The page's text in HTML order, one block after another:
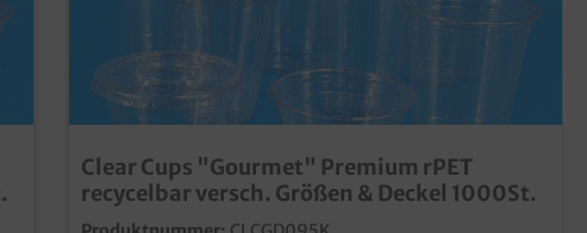
Clear Cups "Gourmet" Premium rPET
recycelbar versch. Größen & Deckel 1000St.